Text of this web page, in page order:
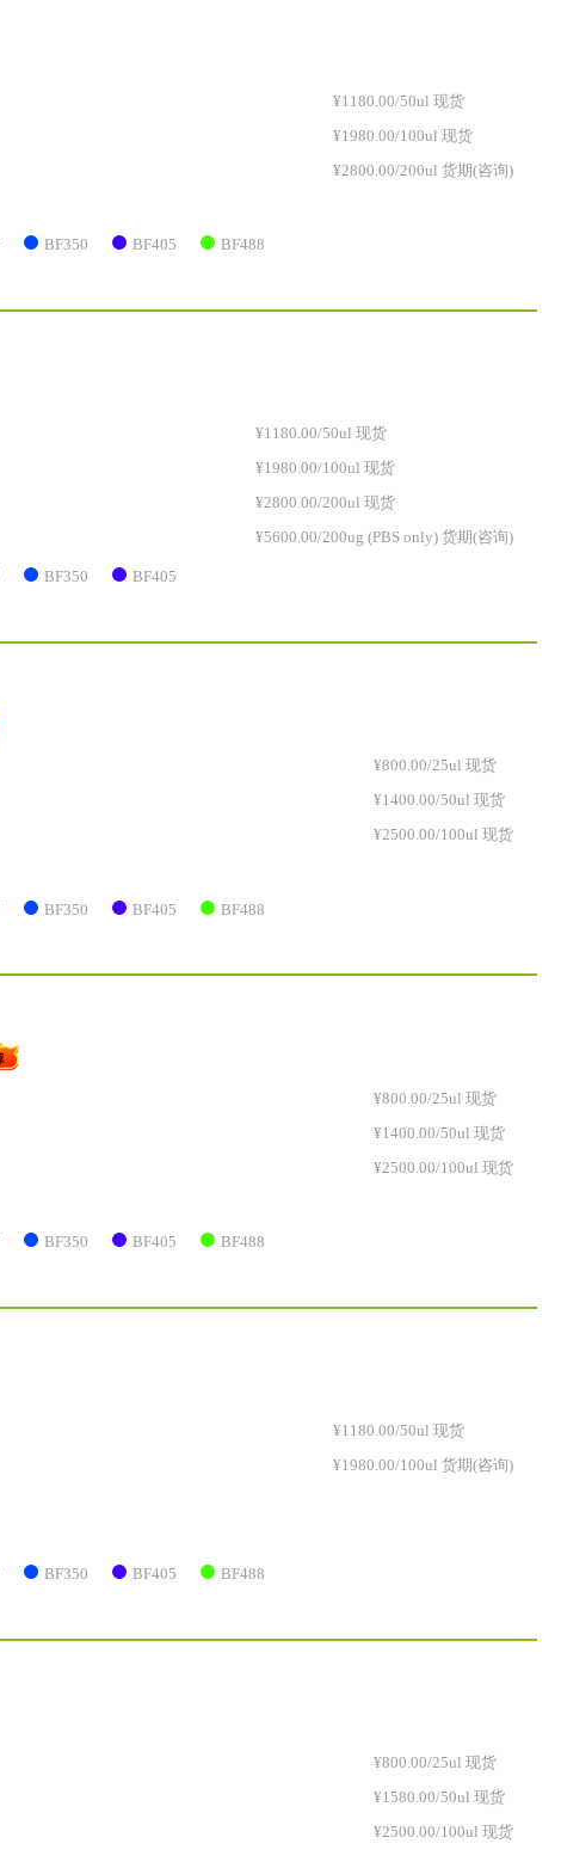
BF350 BF405 BF488
¥1180.00/50ul 现货
¥1980.00/100ul 现货
¥2800.00/200ul 货期(咨询)
BF350 BF405
¥1180.00/50ul 现货
¥1980.00/100ul 现货
¥2800.00/200ul 现货
¥5600.00/200ug (PBS only) 货期(咨询)
BF350 BF405 BF488
¥800.00/25ul 现货
¥1400.00/50ul 现货
¥2500.00/100ul 现货
BF350 BF405 BF488
¥800.00/25ul 现货
¥1400.00/50ul 现货
¥2500.00/100ul 现货
BF350 BF405 BF488
¥1180.00/50ul 现货
¥1980.00/100ul 货期(咨询)
¥800.00/25ul 现货
¥1580.00/50ul 现货
¥2500.00/100ul 现货